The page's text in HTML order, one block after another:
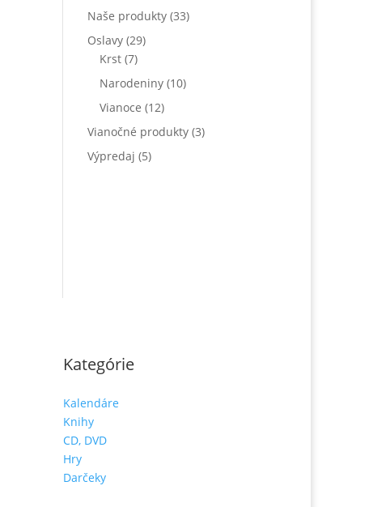
Naše produkty (33)
Oslavy (29)
Krst (7)
Narodeniny (10)
Vianoce (12)
Vianočné produkty (3)
Výpredaj (5)
Kategórie
Kalendáre
Knihy
CD, DVD
Hry
Darčeky